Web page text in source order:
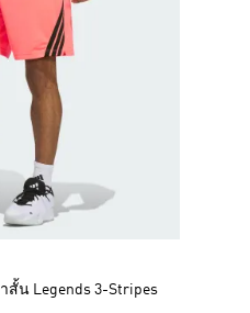
สั้น Legends 3-Stripes